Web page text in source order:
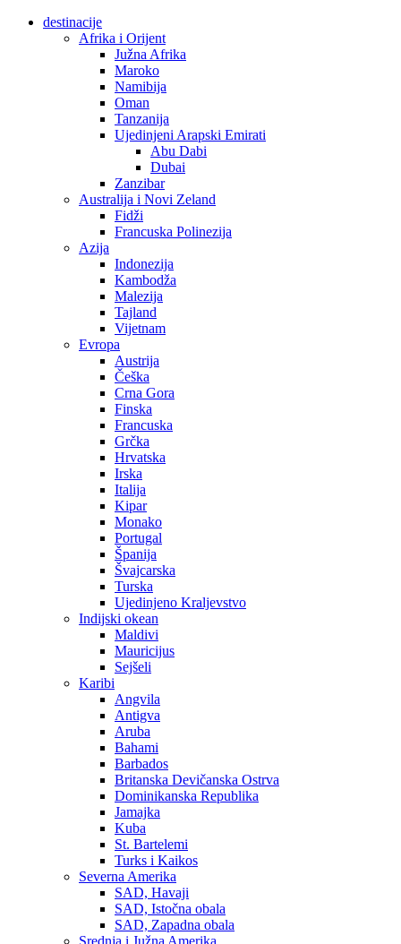
destinacije
Afrika i Orijent
Južna Afrika
Maroko
Namibija
Oman
Tanzanija
Ujedinjeni Arapski Emirati
Abu Dabi
Dubai
Zanzibar
Australija i Novi Zeland
Fidži
Francuska Polinezija
Azija
Indonezija
Kambodža
Malezija
Tajland
Vijetnam
Evropa
Austrija
Češka
Crna Gora
Finska
Francuska
Grčka
Hrvatska
Irska
Italija
Kipar
Monako
Portugal
Španija
Švajcarska
Turska
Ujedinjeno Kraljevstvo
Indijski okean
Maldivi
Mauricijus
Sejšeli
Karibi
Angvila
Antigva
Aruba
Bahami
Barbados
Britanska Devičanska Ostrva
Dominikanska Republika
Jamajka
Kuba
St. Bartelemi
Turks i Kaikos
Severna Amerika
SAD, Havaji
SAD, Istočna obala
SAD, Zapadna obala
Srednja i Južna Amerika